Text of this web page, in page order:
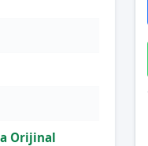
Orijinal